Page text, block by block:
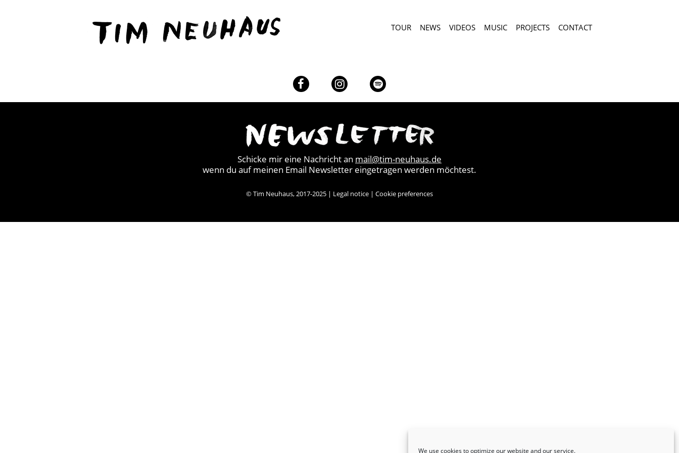
We use cookies to optimize our website and our service.
TIM
NEUHAUS
TOUR NEWS VIDEOS MUSIC PROJECTS CONTACT
FacebookInstagramSpotify
Schicke mir eine Nachricht an mail@tim-neuhaus.de
wenn du auf meinen Email Newsletter eingetragen werden möchtest.
© Tim Neuhaus, 2017-2025 | Legal notice | Cookie preferences